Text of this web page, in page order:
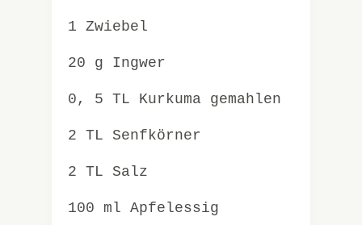
1 Zwiebel
20 g Ingwer
0, 5 TL Kurkuma gemahlen
2 TL Senfkörner
2 TL Salz
100 ml Apfelessig